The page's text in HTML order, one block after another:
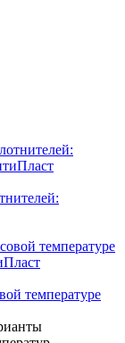
температуре